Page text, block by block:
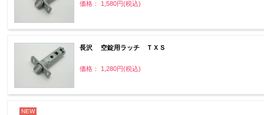
価格： 1,580円(税込)
長沢 空錠用ラッチ ＴＸＳ
価格： 1,280円(税込)
NEW